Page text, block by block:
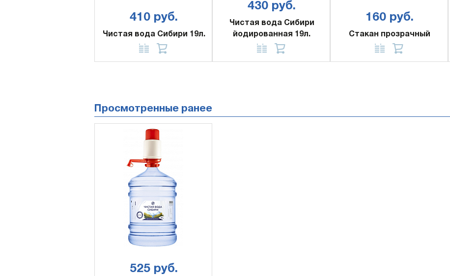
410 руб.
Чистая вода Сибири 19л.
430 руб.
Чистая вода Сибири
йодированная 19л.
160 руб.
Стакан прозрачный
Просмотренные ранее
525 руб.